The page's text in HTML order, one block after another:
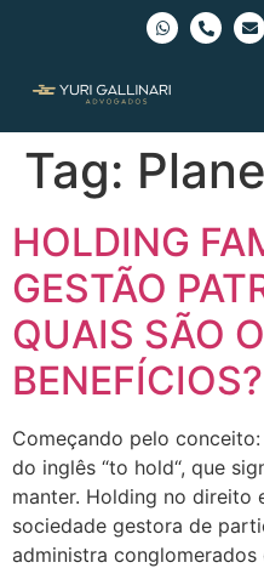
Tag:
HOLDING
GESTÃO
QUAIS SÃO
BENEFÍCIOS?
Começando pelo
do inglês “to hold“, que
manter. Holding no direito
sociedade gestora de
administra